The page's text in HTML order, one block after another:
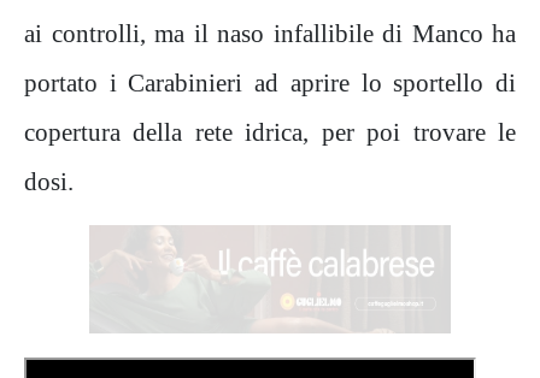
ai controlli, ma il naso infallibile di Manco ha
portato i Carabinieri ad aprire lo sportello di
copertura della rete idrica, per poi trovare le
dosi.